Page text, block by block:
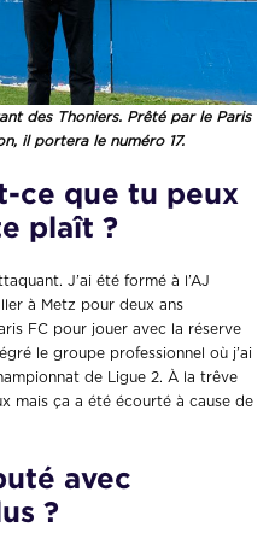
des Thoniers. Prêté par le Paris
il portera le numéro 17.
ce que tu peux
plaît ?
J’ai été formé à l’AJ
à Metz pour deux ans
FC pour jouer avec la réserve
le groupe professionnel où j’ai
de Ligue 2. À la trêve
mais ça a été écourté à cause de
avec
?